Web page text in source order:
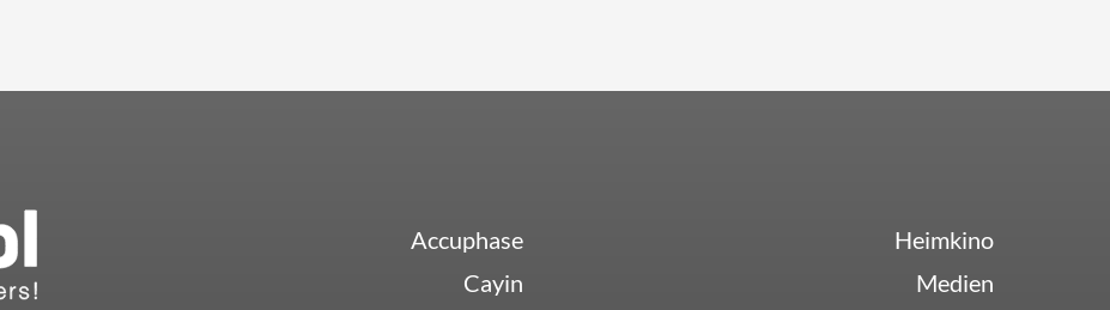
Accuphase
Cayin
Heimkino
Medien